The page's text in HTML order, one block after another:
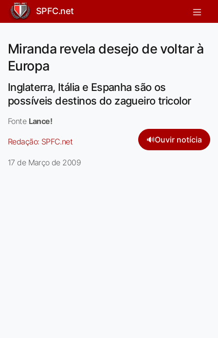
SPFC.net
Miranda revela desejo de voltar à
Europa
Inglaterra, Itália e Espanha são os
possíveis destinos do zagueiro tricolor
Fonte Lance!
Redação: SPFC.net 🔊Ouvir notícia
17 de Março de 2009